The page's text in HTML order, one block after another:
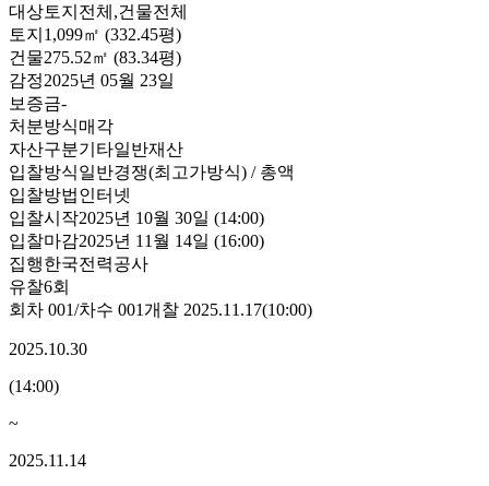
대상토지전체,건물전체
토지 1,099㎡ (332.45평)
건물275.52㎡ (83.34평)
감정2025년 05월 23일
보증금-
처분방식매각
자산구분기타일반재산
입찰방식일반경쟁(최고가방식) / 총액
입찰방법인터넷
입찰시작2025년 10월 30일 (14:00)
입찰마감2025년 11월 14일 (16:00)
집행한국전력공사
유찰6회
회차 001/차수 001개찰 2025.11.17(10:00)
2025.10.30
(14:00)
~
2025.11.14